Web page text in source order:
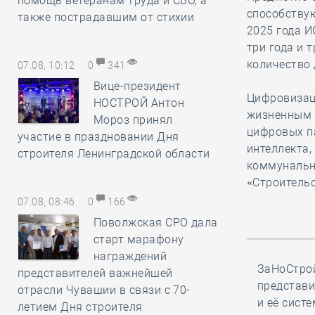
также пострадавшим от стихии
07.08, 10:12 0 341
Вице-президент
НОСТРОЙ Антон
Мороз принял
участие в праздновании Дня
строителя Ленинградской области
07.08, 08:46 0 166
Поволжская СРО дала
старт марафону
награждений
представителей важнейшей
отрасли Чувашии в связи с 70-
летием Дня строителя
2025 года
три года и
жизненным
цифровых
и её